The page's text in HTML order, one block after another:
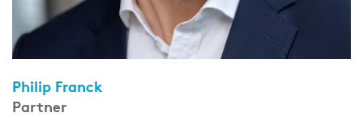
Philip Franck
Partner